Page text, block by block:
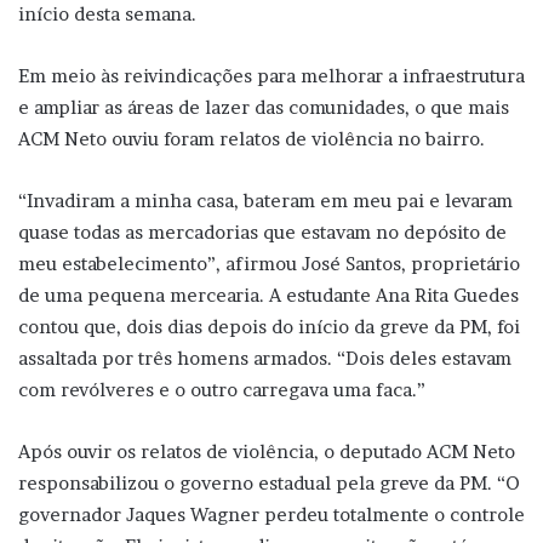
início desta semana.
Em meio às reivindicações para melhorar a infraestrutura
e ampliar as áreas de lazer das comunidades, o que mais
ACM Neto ouviu foram relatos de violência no bairro.
“Invadiram a minha casa, bateram em meu pai e levaram
quase todas as mercadorias que estavam no depósito de
meu estabelecimento”, afirmou José Santos, proprietário
de uma pequena mercearia. A estudante Ana Rita Guedes
contou que, dois dias depois do início da greve da PM, foi
assaltada por três homens armados. “Dois deles estavam
com revólveres e o outro carregava uma faca.”
Após ouvir os relatos de violência, o deputado ACM Neto
responsabilizou o governo estadual pela greve da PM. “O
governador Jaques Wagner perdeu totalmente o controle